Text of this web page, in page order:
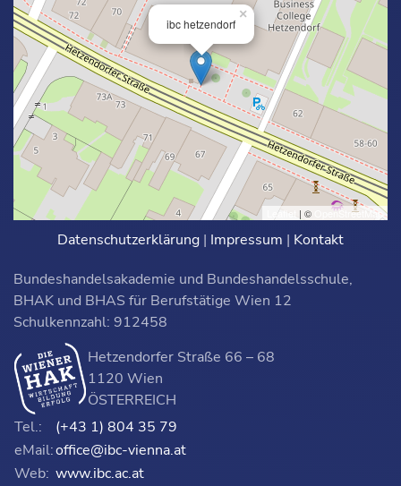
ibc hetzendorf
×
Leaflet | © OpenStreetMap
Datenschutzerklärung | Impressum | Kontakt
Bundeshandelsakademie und Bundeshandelsschule,
BHAK und BHAS für Berufstätige Wien 12
Schulkennzahl: 912458
Hetzendorfer Straße 66 – 68
1120 Wien
ÖSTERREICH
Tel.:
(+43 1) 804 35 79
eMail:office@ibc-vienna.at
Web: www.ibc.ac.at